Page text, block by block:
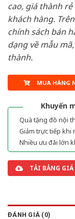
cao, giá thành
khách hàng.
chính sách bán
dạng về mẫu
thành.
MUA HÀNG
Khuyến
Quà tặng đồ nội
Giảm trực tiếp khi
Nhiều ưu đãi lớn
TẢI BẢNG GIÁ
ĐÁNH GIÁ (0)